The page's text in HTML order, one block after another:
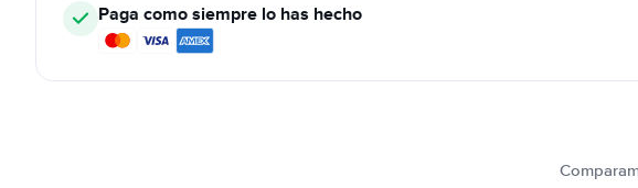
Paga como siempre lo has hecho